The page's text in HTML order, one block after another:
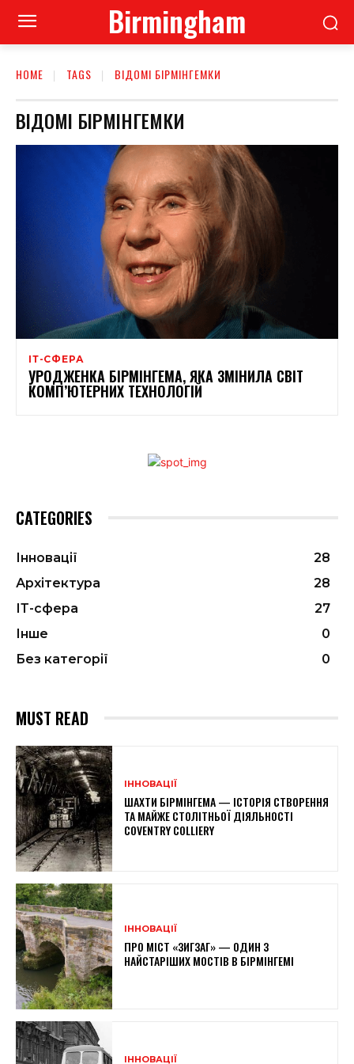
Birmingham
HOME TAGS ВІДОМІ БІРМІНГЕМКИ
ВІДОМІ БІРМІНГЕМКИ
ІТ-СФЕРА
УРОДЖЕНКА БІРМІНГЕМА, ЯКА ЗМІНИЛА СВІТ
КОМП’ЮТЕРНИХ ТЕХНОЛОГІЙ
CATEGORIES
Інновації
28
Архітектура
28
ІТ-сфера
27
Інше
0
Без категорії
0
MUST READ
ІННОВАЦІЇ
ШАХТИ БІРМІНГЕМА — ІСТОРІЯ СТВОРЕННЯ
ТА МАЙЖЕ СТОЛІТНЬОЇ ДІЯЛЬНОСТІ
COVENTRY COLLIERY
ІННОВАЦІЇ
ПРО МІСТ «ЗИГЗАГ» — ОДИН З
НАЙСТАРІШИХ МОСТІВ В БІРМІНГЕМІ
ІННОВАЦІЇ